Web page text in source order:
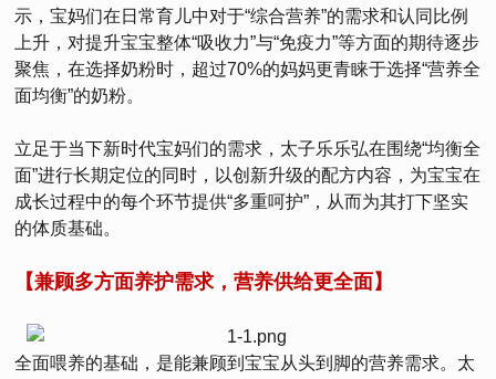
示，宝妈们在日常育儿中对于“综合营养”的需求和认同比例
上升，对提升宝宝整体“吸收力”与“免疫力”等方面的期待逐步
聚焦，在选择奶粉时，超过70%的妈妈更青睐于选择“营养全
面均衡”的奶粉。
立足于当下新时代宝妈们的需求，太子乐乐弘在围绕“均衡全
面”进行长期定位的同时，以创新升级的配方内容，为宝宝在
成长过程中的每个环节提供“多重呵护”，从而为其打下坚实
的体质基础。
【兼顾多方面养护需求，营养供给更全面】
全面喂养的基础，是能兼顾到宝宝从头到脚的营养需求。太